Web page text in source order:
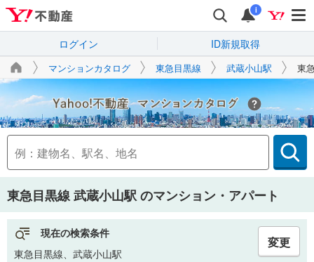
i
ログイン ID新規取得
マンションカタログ 東急目黒線 武蔵小山駅 東
Yahoo!不動産
東急目黒線 武蔵小山駅のマンション・アパート
現在の検索条件
東急目黒線、武蔵小山駅
変更